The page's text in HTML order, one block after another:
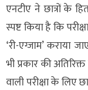
एनटीए ने छात्रों के
स्पष्ट किया है कि
‘री-एग्जाम’ कराया
भी प्रकार की
वाली परीक्षा के लिए